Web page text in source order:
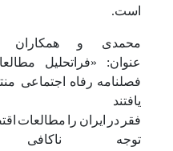
است.
محمدی و
عنوان:
«فراتحلیل
فصلنامه رفاه
اجتماعی
فقر در ایران را مطالعات
توجه
ناکافی